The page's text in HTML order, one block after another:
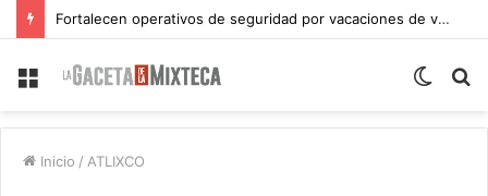
Fortalecen operativos de seguridad por vacaciones de verano en Atlixco
Menu
Switch
Inicio / ATLIXCO